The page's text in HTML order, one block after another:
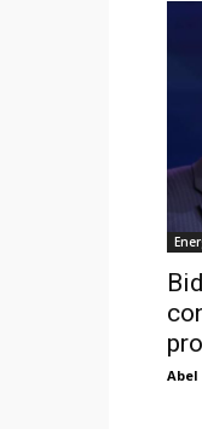
Abel